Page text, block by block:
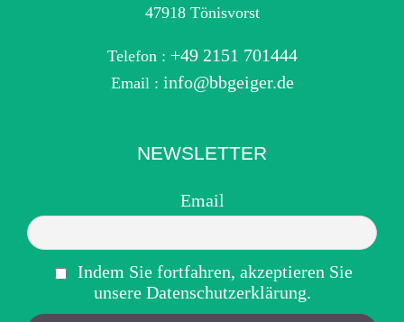
47918 Tönisvorst
Telefon : +49 2151 701444
Email : info@bbgeiger.de
NEWSLETTER
Email
Indem Sie fortfahren, akzeptieren Sie
unsere Datenschutzerklärung.